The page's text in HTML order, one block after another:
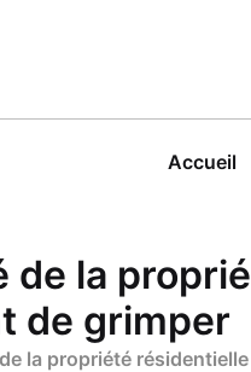
Accueil
de la
de grimper
la propriété